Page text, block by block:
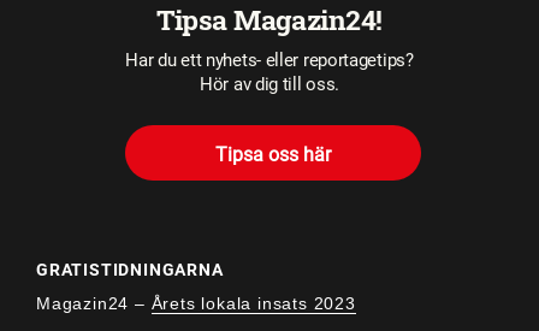
Tipsa Magazin24!
Har du ett nyhets- eller reportagetips?
Hör av dig till oss.
Tipsa oss här
GRATISTIDNINGARNA
Magazin24 – Årets lokala insats 2023